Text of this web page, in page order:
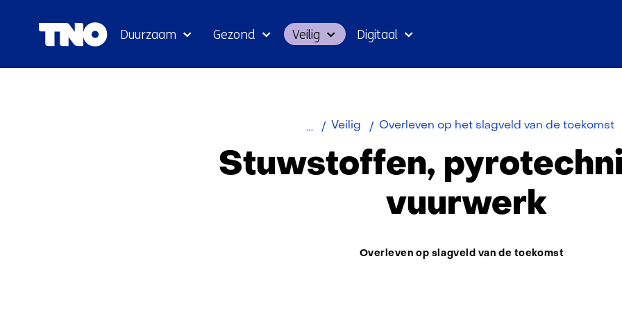
Duurzaam Gezond Veilig Digitaal
Veilig Overleven op het slagveld van de toekomst
Stuwstoffen,
vuurwerk
Thema:
Overleven op slagveld van de toekomst